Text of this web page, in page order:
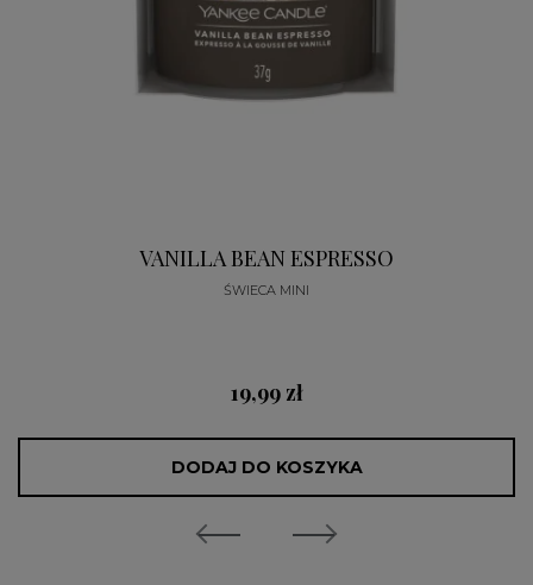
VANILLA BEAN ESPRESSO
ŚWIECA MINI
19,99 zł
DODAJ DO KOSZYKA